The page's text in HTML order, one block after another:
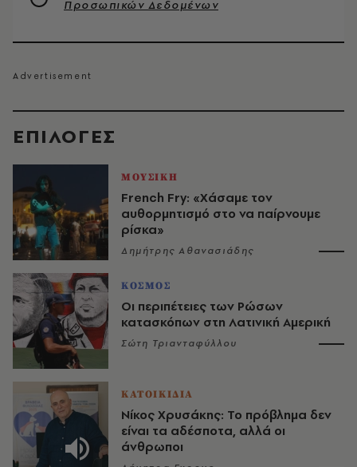
EΠΙΛΟΓΈΣ
ΜΟΥΣΙΚΗ
French Fry: «Χάσαμε τον
αυθορμητισμό στο να παίρνουμε
ρίσκα»
Δημήτρης Αθανασιάδης
ΚΟΣΜΟΣ
Οι περιπέτειες των Ρώσων
κατασκόπων στη Λατινική Αμερική
Σώτη Τριανταφύλλου
ΚΑΤΟΙΚΙΔΙΑ
Νίκος Χρυσάκης: Το πρόβλημα δεν
είναι τα αδέσποτα, αλλά οι
άνθρωποι
Προσωπικών Δεδομένων